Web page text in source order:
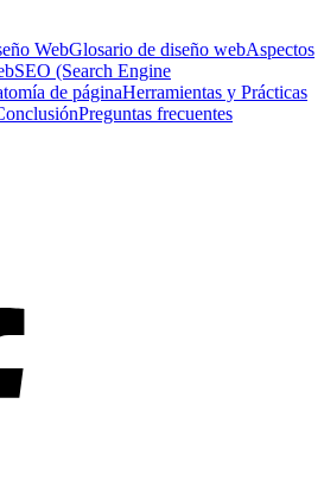
WebGlosario de diseño webAspectos
SEO (Search Engine
de páginaHerramientas y Prácticas
Preguntas frecuentes